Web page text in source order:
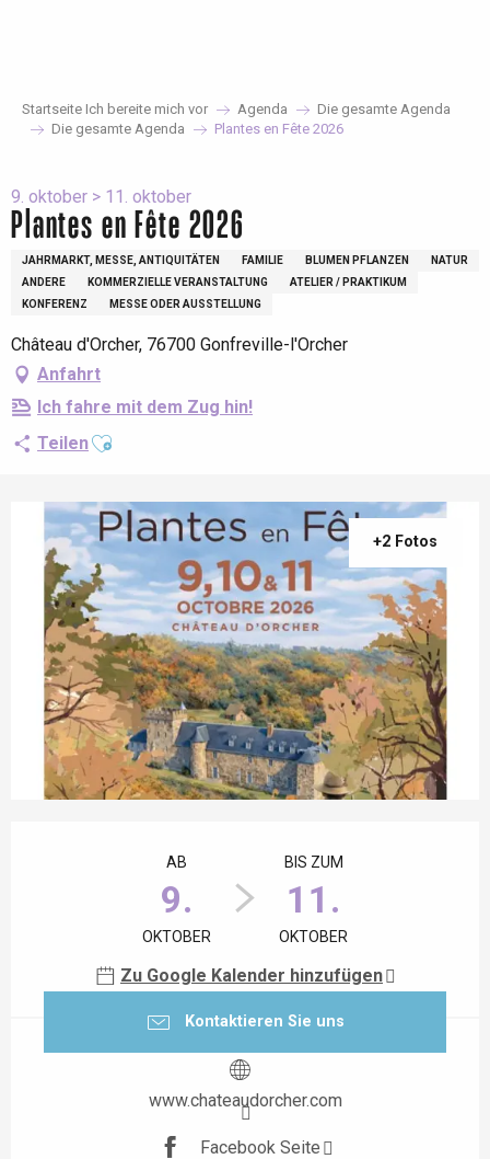
Startseite Ich bereite mich vor Agenda
Die gesamte Agenda
Die gesamte Agenda
Plantes en Fête 2026
9. oktober > 11. oktober
Plantes en Fête 2026
JAHRMARKT, MESSE, ANTIQUITÄTEN FAMILIE BLUMEN PFLANZEN
NATUR
ANDERE
KOMMERZIELLE VERANSTALTUNG
ATELIER / PRAKTIKUM
KONFERENZ
MESSE ODER AUSSTELLUNG
Château d'Orcher, 76700 Gonfreville-l'Orcher
Anfahrt
Ich fahre mit dem Zug hin!
TeilenAjouter aux favoris
+2 Fotos
AB
9.
OKTOBER
BIS ZUM
11.
OKTOBER
Zu Google Kalender hinzufügen
Kontaktieren Sie uns
www.chateaudorcher.com
Facebook Seite